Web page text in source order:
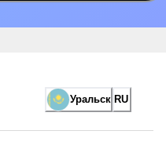
Уральск RU